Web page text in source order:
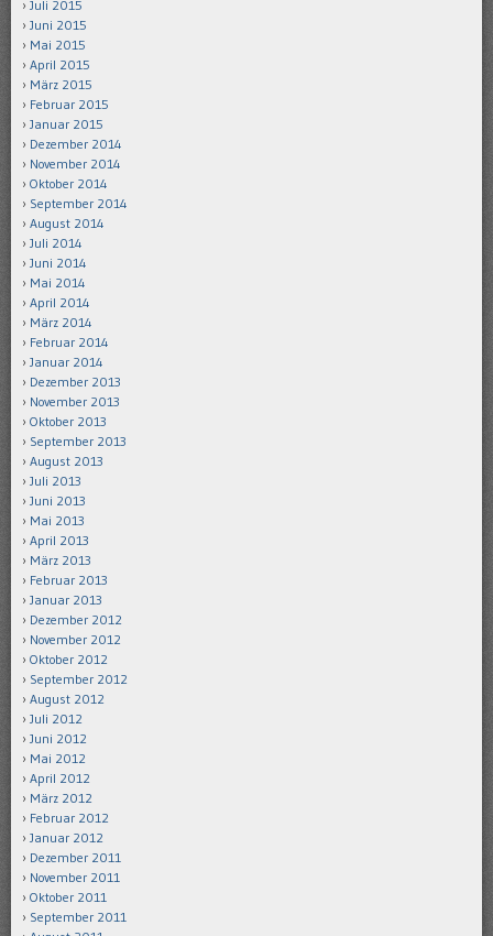
Juli 2015
Juni 2015
Mai 2015
April 2015
März 2015
Februar 2015
Januar 2015
Dezember 2014
November 2014
Oktober 2014
September 2014
August 2014
Juli 2014
Juni 2014
Mai 2014
April 2014
März 2014
Februar 2014
Januar 2014
Dezember 2013
November 2013
Oktober 2013
September 2013
August 2013
Juli 2013
Juni 2013
Mai 2013
April 2013
März 2013
Februar 2013
Januar 2013
Dezember 2012
November 2012
Oktober 2012
September 2012
August 2012
Juli 2012
Juni 2012
Mai 2012
April 2012
März 2012
Februar 2012
Januar 2012
Dezember 2011
November 2011
Oktober 2011
September 2011